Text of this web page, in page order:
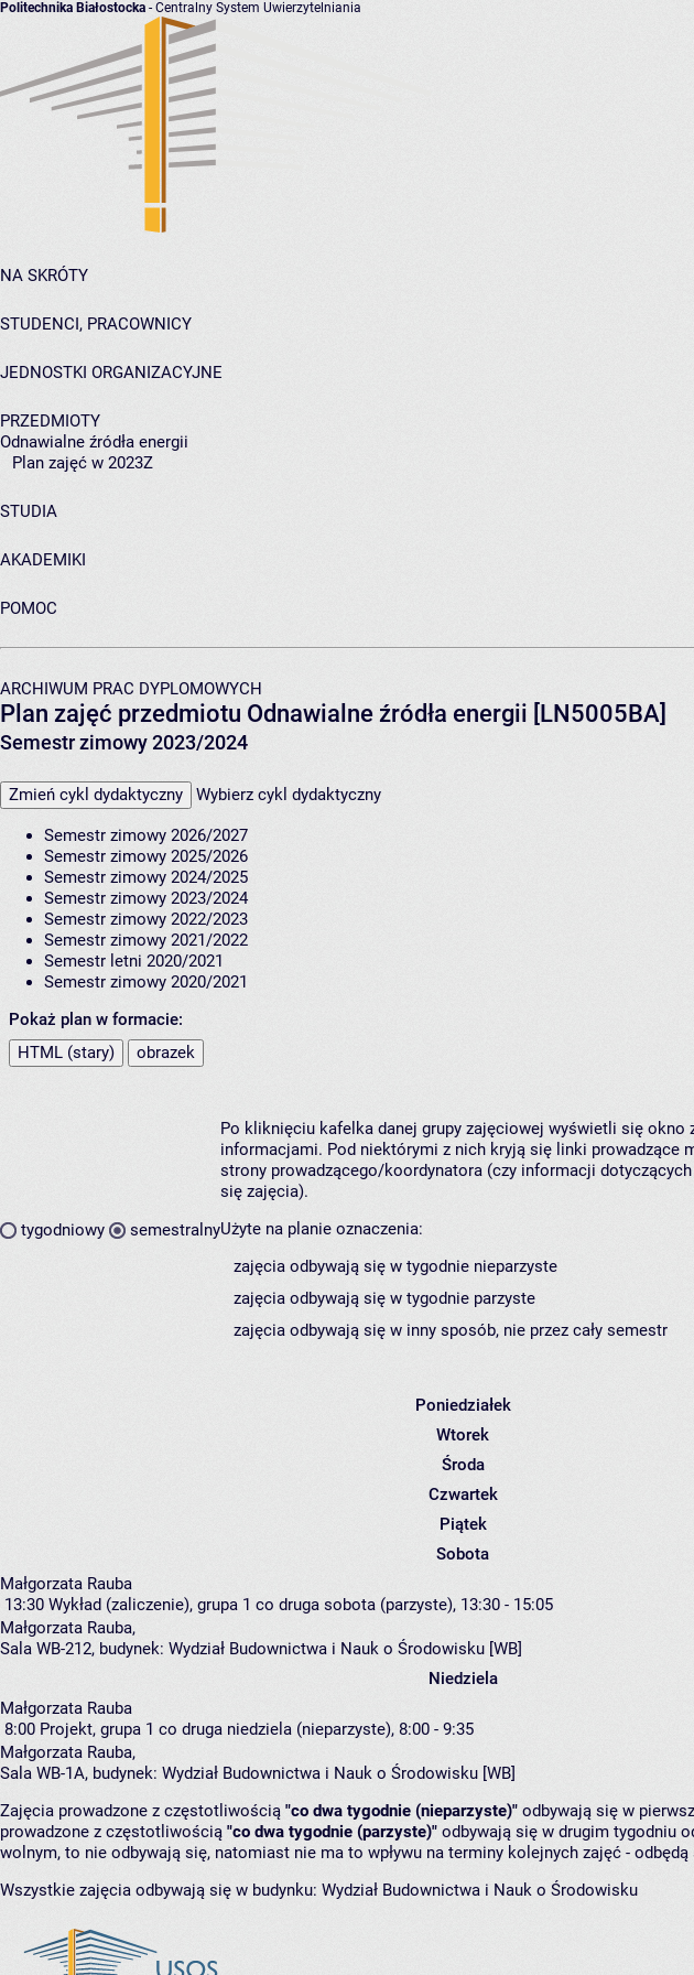
Politechnika Białostocka - Centralny System Uwierzytelniania
NA SKRÓTY
STUDENCI, PRACOWNICY
JEDNOSTKI ORGANIZACYJNE
PRZEDMIOTY
Odnawialne źródła energii
Plan zajęć w 2023Z
STUDIA
AKADEMIKI
POMOC
ARCHIWUM PRAC DYPLOMOWYCH
Plan zajęć przedmiotu Odnawialne źródła energii [LN5005BA]
Semestr zimowy 2023/2024
Zmień cykl dydaktyczny Wybierz cykl dydaktyczny
Semestr zimowy 2026/2027
Semestr zimowy 2025/2026
Semestr zimowy 2024/2025
Semestr zimowy 2023/2024
Semestr zimowy 2022/2023
Semestr zimowy 2021/2022
Semestr letni 2020/2021
Semestr zimowy 2020/2021
Pokaż plan w formacie:
HTML (stary)
obrazek
tygodniowy semestralny
Po kliknięciu kafelka danej grupy zajęciowej wyświetli się okno
informacjami. Pod niektórymi z nich kryją się linki prowadzące
strony prowadzącego/koordynatora (czy informacji
się zajęcia).
Użyte na planie oznaczenia:
zajęcia odbywają się w tygodnie nieparzyste
zajęcia odbywają się w tygodnie parzyste
zajęcia odbywają się w inny sposób, nie przez cały semestr
Poniedziałek
Wtorek
Środa
Czwartek
Piątek
Sobota
Małgorzata Rauba
13:30 Wykład (zaliczenie), grupa 1 co druga sobota (parzyste), 13:30 - 15:05
Małgorzata Rauba,
Sala WB-212, budynek: Wydział Budownictwa i Nauk o Środowisku [WB]
Niedziela
Małgorzata Rauba
8:00 Projekt, grupa 1 co druga niedziela (nieparzyste), 8:00 - 9:35
Małgorzata Rauba,
Sala WB-1A, budynek: Wydział Budownictwa i Nauk o Środowisku [WB]
Zajęcia prowadzone z częstotliwością "co dwa tygodnie (nieparzyste)" odbywają się w
prowadzone z częstotliwością "co dwa tygodnie (parzyste)" odbywają się w drugim tygodniu
wolnym, to nie odbywają się, natomiast nie ma to wpływu na terminy kolejnych zajęć -
Wszystkie zajęcia odbywają się w budynku: Wydział Budownictwa i Nauk o Środowisku